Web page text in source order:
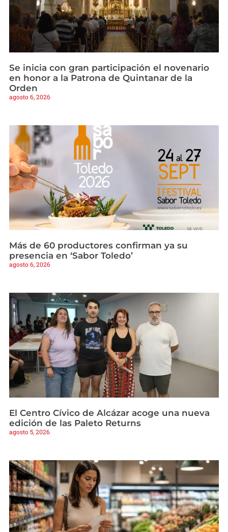
Se inicia con gran participación el novenario
en honor a la Patrona de Quintanar de la
Orden
agosto 6, 2026
Más de 60 productores confirman ya su
presencia en ‘Sabor Toledo’
agosto 6, 2026
El Centro Cívico de Alcázar acoge una nueva
edición de las Paleto Returns
agosto 5, 2026